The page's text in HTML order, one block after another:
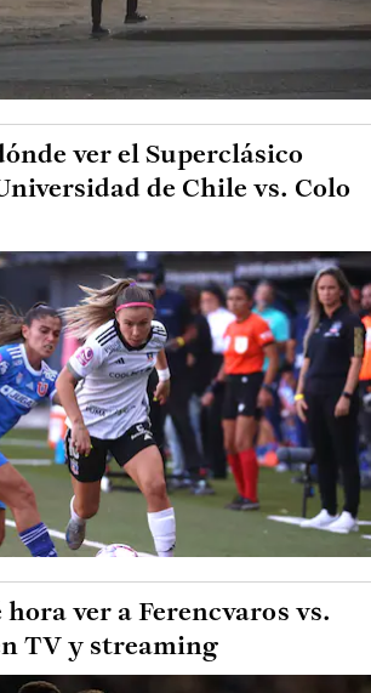
ver el Superclásico
de Chile vs. Colo
hora ver a Ferencvaros vs.
TV y streaming